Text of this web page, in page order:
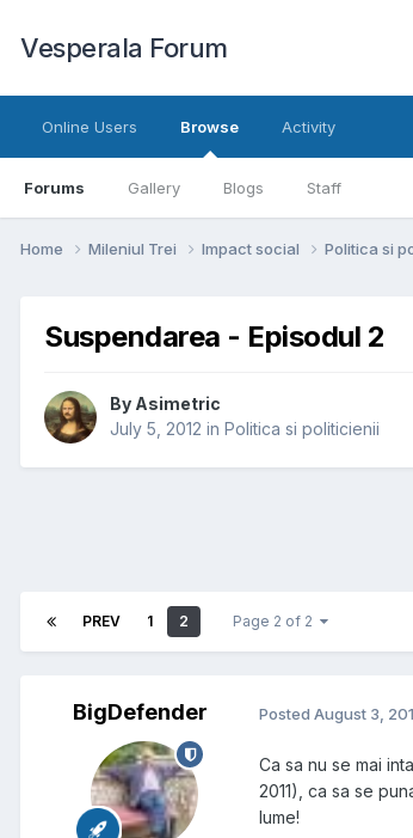
Vesperala Forum
Online Users Browse
Forums Gallery Blogs Staff
Activity
Home Mileniul Trei Impact social Politica si
Suspendarea - Episodul 2
By Asimetric
July 5, 2012 in Politica si politicienii
PREV 1 2 Page 2 of 2
BigDefender Posted August 3,
Ca sa nu se mai
2011), ca sa se
lume!